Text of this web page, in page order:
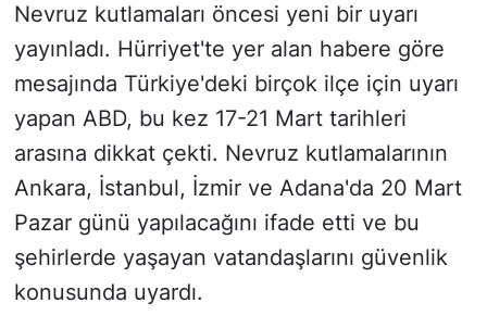
Nevruz kutlamaları öncesi yeni bir uyarı
yayınladı. Hürriyet'te yer alan habere göre
mesajında Türkiye'deki birçok ilçe için uyarı
yapan ABD, bu kez 17-21 Mart tarihleri
arasına dikkat çekti. Nevruz kutlamalarının
Ankara, İstanbul, İzmir ve Adana'da 20 Mart
Pazar günü yapılacağını ifade etti ve bu
şehirlerde yaşayan vatandaşlarını güvenlik
konusunda uyardı.
SARIYER İMAR BARIŞI
SEKTÖR
SİYASET
SON DAKİKA HABERİ
SPOR